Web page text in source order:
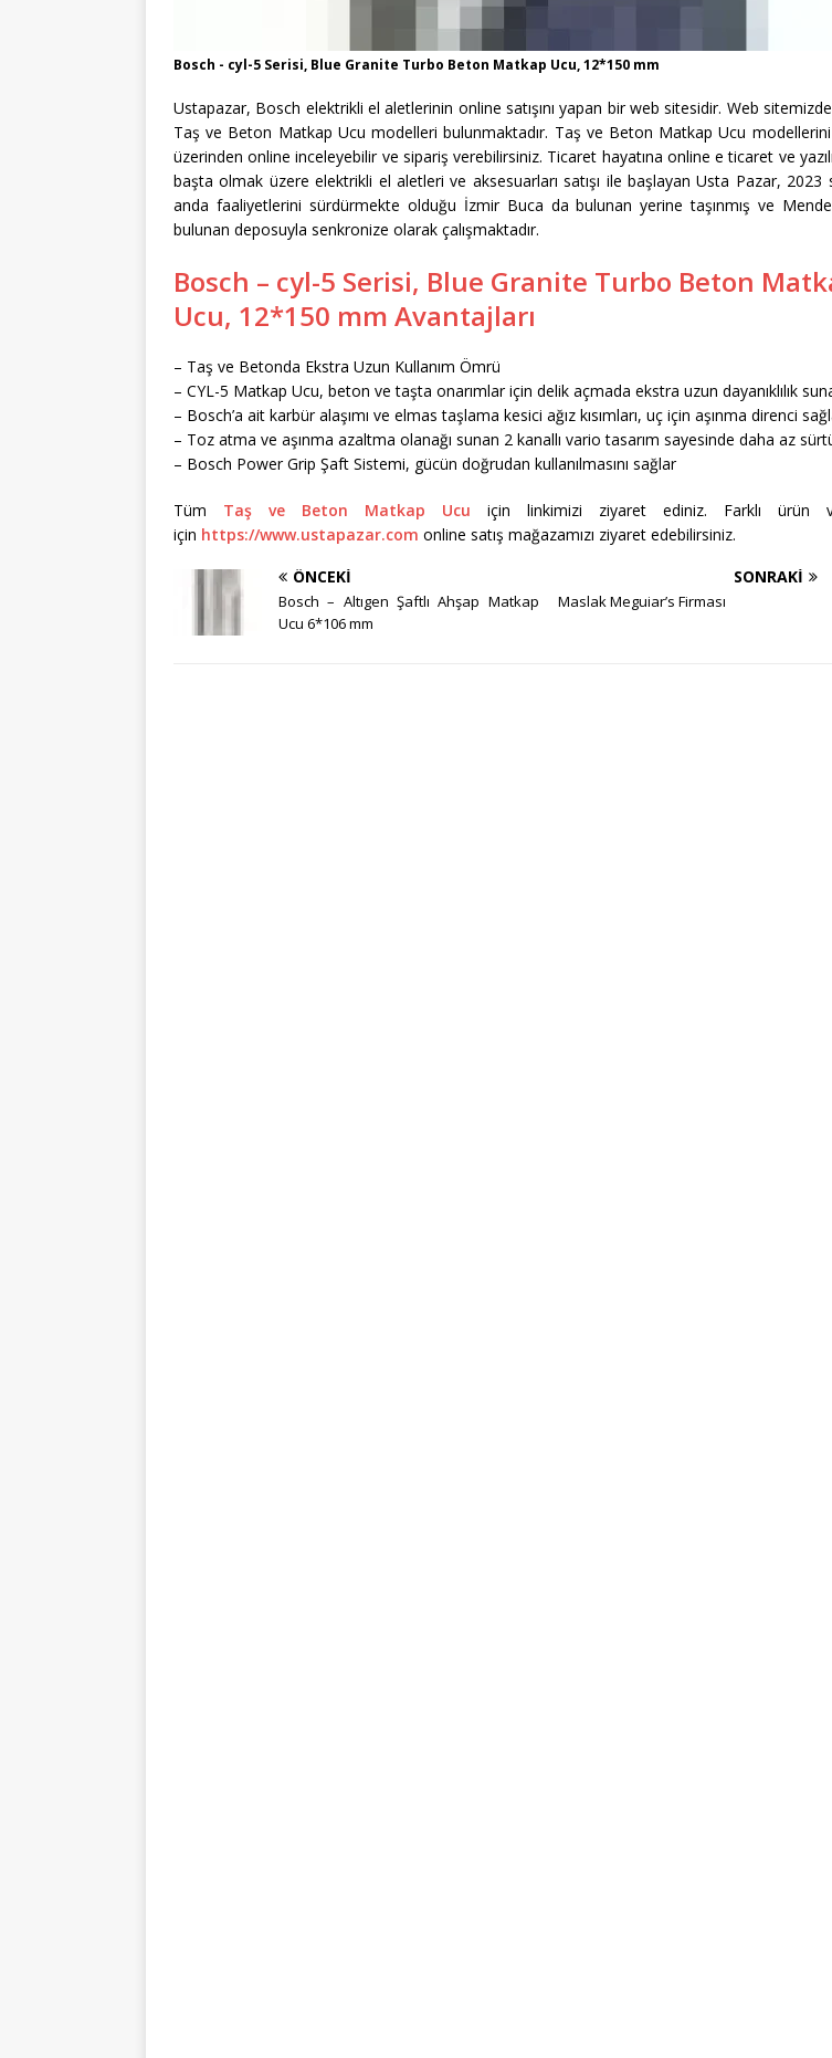
Bosch - cyl-5 Serisi, Blue Granite Turbo Beton Matkap Ucu, 12*150 mm
Ustapazar, Bosch elektrikli el aletlerinin online satışını yapan bir web sitesidir. Web
Taş ve Beton Matkap Ucu modelleri bulunmaktadır. Taş ve Beton Matkap Ucu
üzerinden online inceleyebilir ve sipariş verebilirsiniz. Ticaret hayatına online e ticaret ve
başta olmak üzere elektrikli el aletleri ve aksesuarları satışı ile başlayan Usta Pazar, 2023
anda faaliyetlerini sürdürmekte olduğu İzmir Buca da bulunan yerine taşınmış ve
bulunan deposuyla senkronize olarak çalışmaktadır.
Bosch – cyl-5 Serisi, Blue Granite Turbo Beton
Ucu, 12*150 mm Avantajları
– Taş ve Betonda Ekstra Uzun Kullanım Ömrü
– CYL-5 Matkap Ucu, beton ve taşta onarımlar için delik açmada ekstra uzun dayanıklılık
– Bosch’a ait karbür alaşımı ve elmas taşlama kesici ağız kısımları, uç için aşınma direnci
– Toz atma ve aşınma azaltma olanağı sunan 2 kanallı vario tasarım sayesinde daha az
– Bosch Power Grip Şaft Sistemi, gücün doğrudan kullanılmasını sağlar
Tüm Taş ve Beton Matkap Ucu için linkimizi ziyaret ediniz. Farklı ürün
için https://www.ustapazar.com online satış mağazamızı ziyaret edebilirsiniz.
ÖNCEKI
Bosch – Altıgen Şaftlı Ahşap Matkap
Ucu 6*106 mm
SONRAKI
Maslak Meguiar’s Firması